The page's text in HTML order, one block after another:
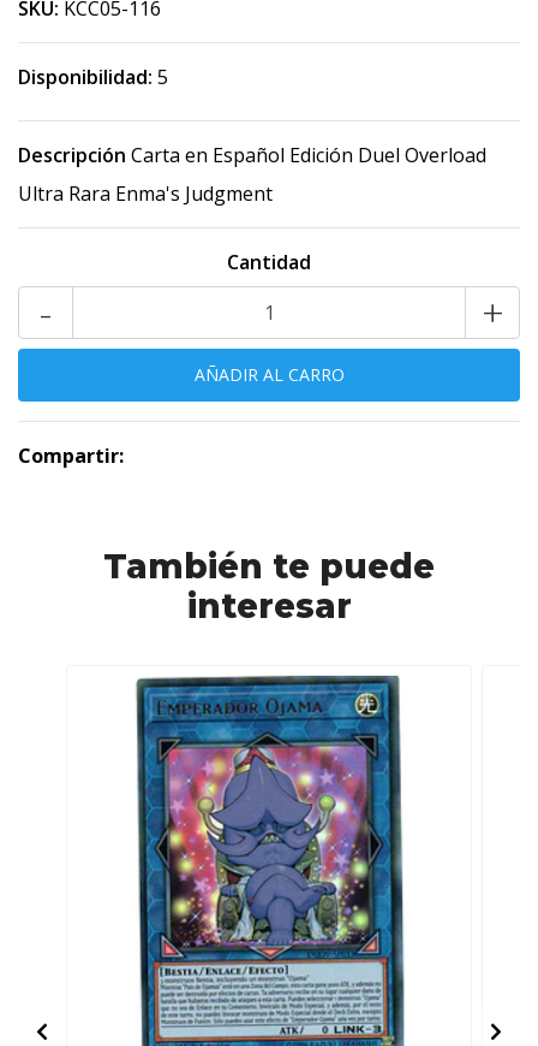
SKU: KCC05-116
Disponibilidad: 5
Descripción Carta en Español Edición Duel Overload
Ultra Rara Enma's Judgment
Cantidad
+
-
Compartir:
También te puede
interesar